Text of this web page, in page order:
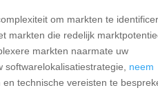
om markten te
markten die redelijk
markten naarmate uw
neem
technische vereisten te